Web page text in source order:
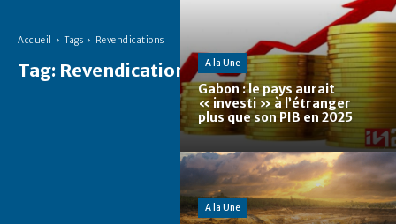
Accueil Tags Revendications
Tag: Revendications A la Une
Gabon : le pays aurait
« investi » à l’étranger
plus que son PIB en 2025
A la Une